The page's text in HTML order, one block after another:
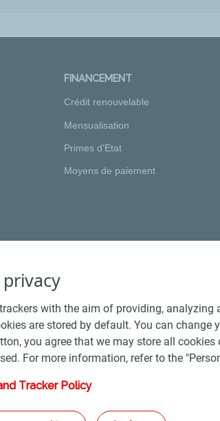
FINANCEMENT
Crédit renouvelable
Mensualisation
Primes d'Etat
Moyens de paiement
Bois - Conditions Générales de Vente Produits
Plan du site - Les sites de la
with the aim of providing,
are stored by default. You can
you agree that we may store all
For more information, refer to the
Tracker Policy